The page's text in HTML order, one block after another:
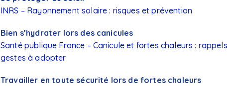
INRS – Rayonnement solaire : risques et prévention
Bien s’hydrater lors des canicules
Santé publique France – Canicule et fortes chaleurs :
gestes à adopter
Travailler en toute sécurité lors de fortes chaleurs